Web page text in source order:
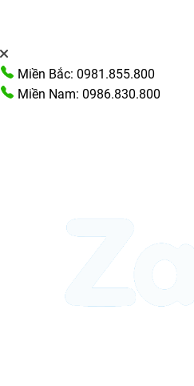
Miền Bắc: 0981.855.800
Miền Nam: 0986.830.800